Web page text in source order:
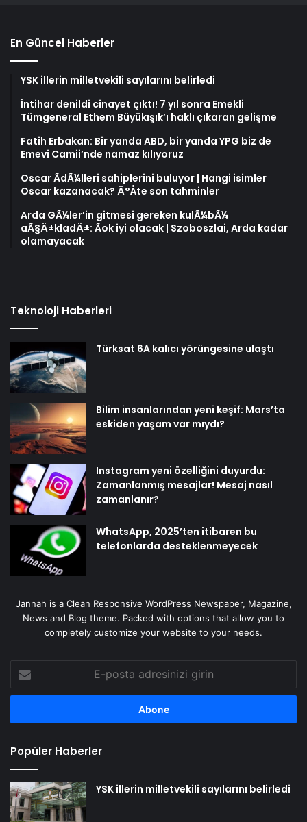
En Güncel Haberler
YSK illerin milletvekili sayılarını belirledi
İntihar denildi cinayet çıktı! 7 yıl sonra Emekli
Tümgeneral Ethem Büyükışık’ı haklı çıkaran gelişme
Fatih Erbakan: Bir yanda ABD, bir yanda YPG biz de
Emevi Camii’nde namaz kılıyoruz
Oscar ÃdÃ¼lleri sahiplerini buluyor | Hangi isimler
Oscar kazanacak? Ä°Åte son tahminler
Arda GÃ¼ler’in gitmesi gereken kulÃ¼bÃ¼
aÃ§Ä±kladÄ±: Ãok iyi olacak | Szoboszlai, Arda kadar
olamayacak
Teknoloji Haberleri
Türksat 6A kalıcı yörüngesine ulaştı
Bilim insanlarından yeni keşif: Mars’ta
eskiden yaşam var mıydı?
Instagram yeni özelliğini duyurdu:
Zamanlanmış mesajlar! Mesaj nasıl
zamanlanır?
WhatsApp, 2025’ten itibaren bu
telefonlarda desteklenmeyecek
Jannah is a Clean Responsive WordPress Newspaper, Magazine,
News and Blog theme. Packed with options that allow you to
completely customize your website to your needs.
posta
adresinizi
Popüler Haberler
YSK illerin milletvekili sayılarını belirledi